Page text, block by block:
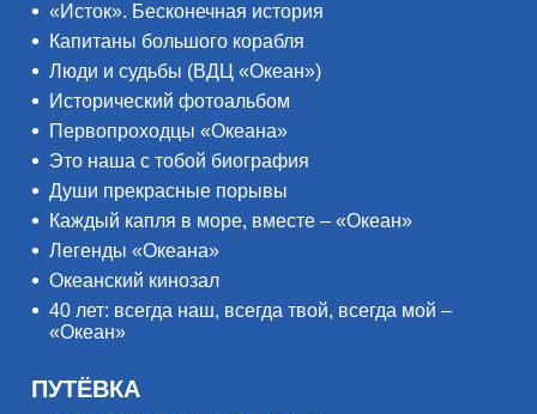
«Исток». Бесконечная история
Капитаны большого корабля
Люди и судьбы (ВДЦ «Океан»)
Исторический фотоальбом
Первопроходцы «Океана»
Это наша с тобой биография
Души прекрасные порывы
Каждый капля в море, вместе – «Океан»
Легенды «Океана»
Океанский кинозал
40 лет: всегда наш, всегда твой, всегда мой –
«Океан»
ПУТЁВКА